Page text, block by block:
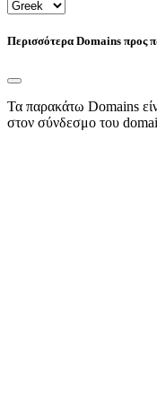
Περισσότερα Domains προς
Τα παρακάτω Domains
στον σύνδεσμο του